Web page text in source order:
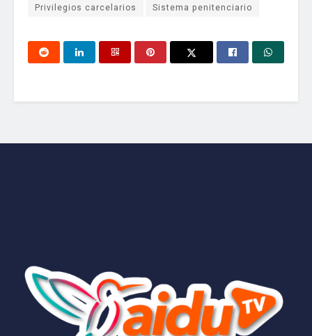
Privilegios carcelarios
Sistema penitenciario